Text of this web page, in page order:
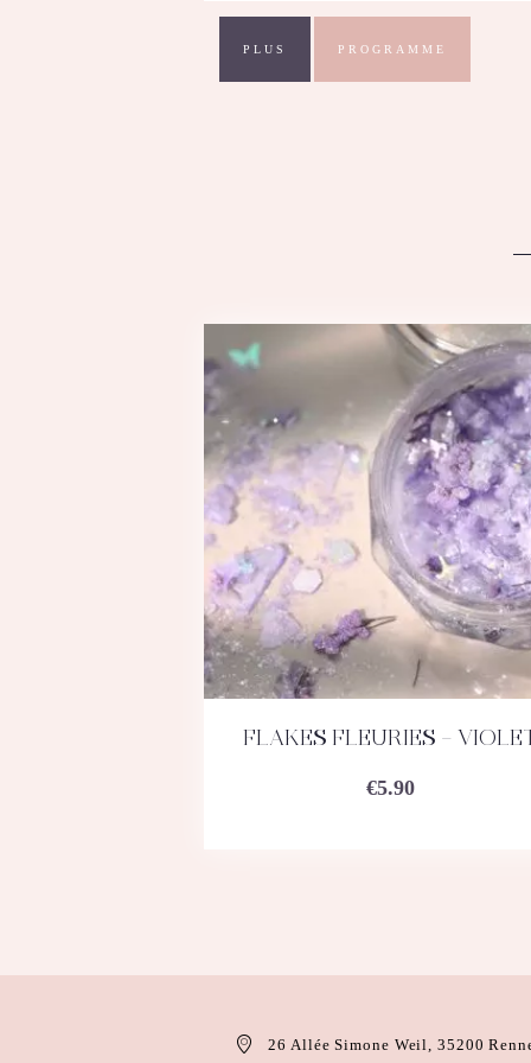
PLUS PROGRAMME
ACHETEZ DÉTAILS
FLAKES FLEURIES –
€5.90
26 Allée Simone Weil, 35200